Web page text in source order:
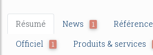
Résumé News 1 Référence
Officiel 1 Produits & services